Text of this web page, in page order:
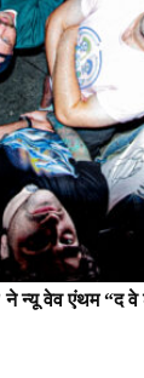
न्यू वेव एंथम “द वे